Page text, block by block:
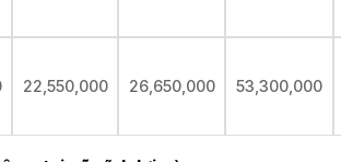
22,550,000 26,650,000 53,300,000